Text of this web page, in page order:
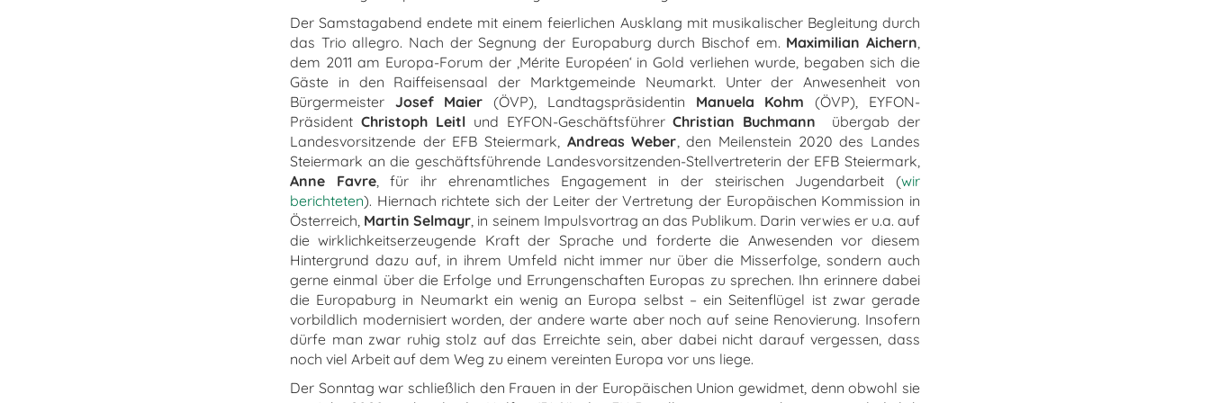
Der Samstagabend endete mit einem feierlichen Ausklang mit musikalischer Begleitung durch
das Trio allegro. Nach der Segnung der Europaburg durch Bischof em. Maximilian Aichern
dem 2011 am Europa-Forum der ‚Mérite Européen‘ in Gold verliehen wurde, begaben sich die
Gäste in den Raiffeisensaal der Marktgemeinde Neumarkt. Unter der Anwesenheit von
Bürgermeister Josef Maier(ÖVP), Landtagspräsidentin Manuela Kohm (ÖVP), EYFON-
Präsident Christoph Leitl und EYFON-GeschäftsführerChristian Buchmann übergab der
Landesvorsitzende der EFB Steiermark, Andreas Weber , den Meilenstein 2020 des Landes
Steiermark an die geschäftsführende Landesvorsitzenden-Stellvertreterin der EFB Steiermark,
Anne Favre, für ihr ehrenamtliches Engagement in der steirischen Jugendarbeit (wir
berichteten). Hiernach richtete sich der Leiter der Vertretung der Europäischen Kommission in
Österreich, Martin Selmayr , in seinem Impulsvortrag an das Publikum. Darin verwies er u.a. auf
die wirklichkeitserzeugende Kraft der Sprache und forderte die Anwesenden vor diesem
Hintergrund dazu auf, in ihrem Umfeld nicht immer nur über die Misserfolge, sondern auch
gerne einmal über die Erfolge und Errungenschaften Europas zu sprechen. Ihn erinnere dabei
die Europaburg in Neumarkt ein wenig an Europa selbst – ein Seitenflügel ist zwar gerade
vorbildlich modernisiert worden, der andere warte aber noch auf seine Renovierung. Insofern
dürfe man zwar ruhig stolz auf das Erreichte sein, aber dabei nicht darauf vergessen, dass
noch viel Arbeit auf dem Weg zu einem vereinten Europa vor uns liege.
Der Sonntag war schließlich den Frauen in der Europäischen Union gewidmet, denn obwohl sie